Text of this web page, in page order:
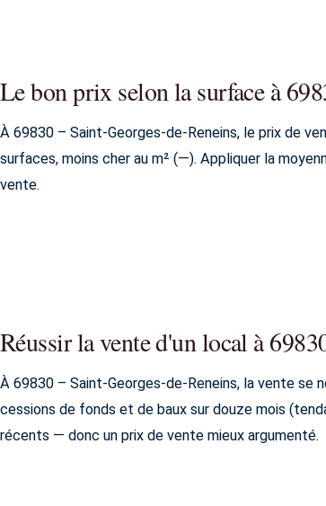
Le bon prix selon la surface à
À 69830 – Saint-Georges-de-Reneins, le prix de
surfaces, moins cher au m² (—). Appliquer la
vente.
Réussir la vente d'un local à
À 69830 – Saint-Georges-de-Reneins, la vente se
cessions de fonds et de baux sur douze mois
récents — donc un prix de vente mieux argumenté.